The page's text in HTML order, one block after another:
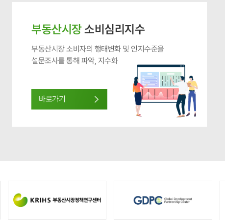
부동산시장소비심리지수
부동산시장 소비자의 행태변화 및 인지수준을
설문조사를 통해 파악, 지수화
바로가기